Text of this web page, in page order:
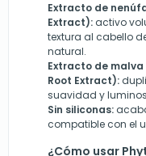
Extracto de
Extract): activo
textura al cabello
natural.
Extracto de
Root Extract):
suavidad y
Sin siliconas:
compatible con el
¿Cómo usar